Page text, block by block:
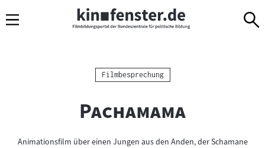
Navigation
zum
zur
Kategorie:
Filmbesprechung
"
Pachamama"
Animationsfilm über einen Jungen aus den Anden, der Schamane